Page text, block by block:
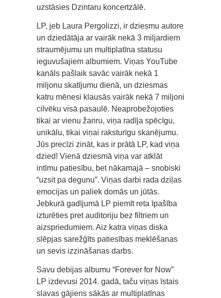
uzstāsies Dzintaru koncertzālē.
LP, jeb Laura Pergolizzi, ir dziesmu autore
un dziedātāja ar vairāk nekā 3 miljardiem
straumējumu un multiplatīna statusu
ieguvušajiem albumiem. Viņas YouTube
kanāls pašlaik savāc vairāk nekā 1
miljonu skatījumu dienā, un dziesmas
katru mēnesi klausās vairāk nekā 7 miljoni
cilvēku visā pasaulē. Neaprobežojoties
tikai ar vienu žanru, viņa radīja spēcīgu,
unikālu, tikai viņai raksturīgu skanējumu.
Jūs precīzi zināt, kas ir prātā LP, kad viņa
dzied! Vienā dziesmā viņa var atklāt
intīmu patiesību, bet nākamajā – snobiski
“uzsit pa degunu”. Viņas darbi rada dziļas
emocijas un paliek domās un jūtās.
Jebkurā gadījumā LP piemīt reta īpašība
izturēties pret auditoriju bez filtriem un
aizspriedumiem. Aiz katra viņas diska
slēpjas sarežģīts patiesības meklēšanas
un sevis izzināšanas darbs.
Savu debijas albumu “Forever for Now”
LP izdevusi 2014. gadā, taču viņas īstais
slavas gājiens sākās ar multiplatīnas